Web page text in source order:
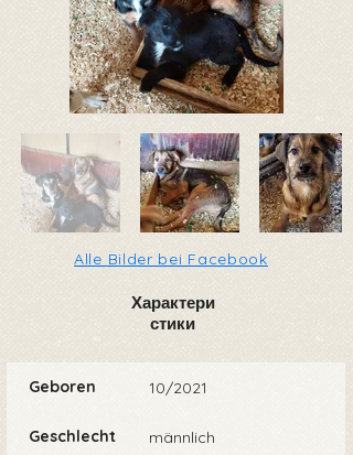
Alle Bilder bei Facebook
Характери
стики
Geboren 10/2021
Geschlecht männlich